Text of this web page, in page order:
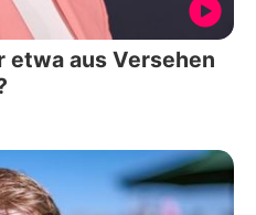
etwa aus Versehen